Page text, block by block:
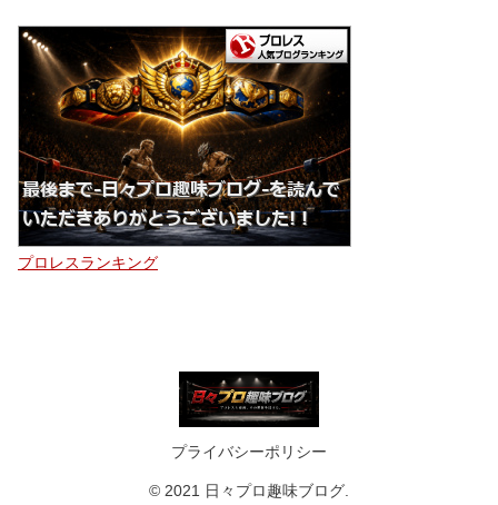
プロレスランキング
プライバシーポリシー
© 2021 日々プロ趣味ブログ.